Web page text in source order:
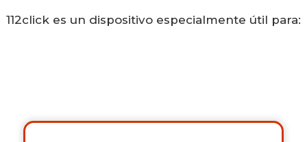
112click es un dispositivo especialmente útil para: